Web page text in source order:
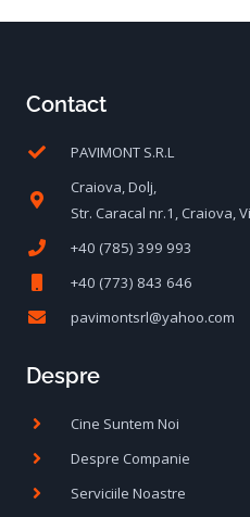
Contact
PAVIMONT S.R.L
Craiova, Dolj,
Str. Caracal nr.1, Craiova,
+40 (785) 399 993
+40 (773) 843 646
pavimontsrl@yahoo.com
Despre
Cine Suntem Noi
Despre Companie
Serviciile Noastre